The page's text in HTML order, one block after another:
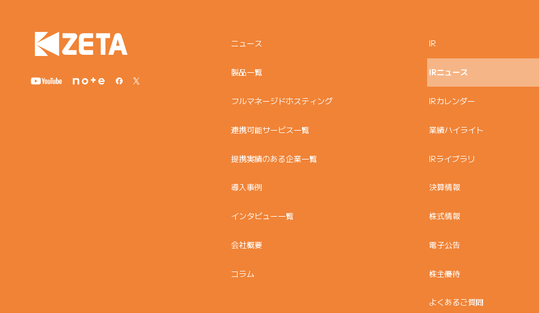
ニュース
製品一覧
フルマネージドホスティング
連携可能サービス一覧
提携実績のある企業一覧
導入事例
インタビュー一覧
会社概要
コラム
IR
IRニュース
IRカレンダー
業績ハイライト
IRライブラリ
決算情報
株式情報
電子公告
株主優待
よくあるご質問